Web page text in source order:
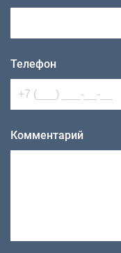
Телефон
Комментарий